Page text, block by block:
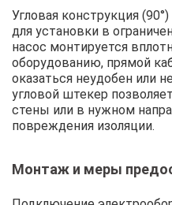
Угловая конструкция
для установки в
насос монтируется
оборудованию, прямой
оказаться неудобен или
угловой штекер
стены или в нужном
повреждения изоляции.
Монтаж и меры